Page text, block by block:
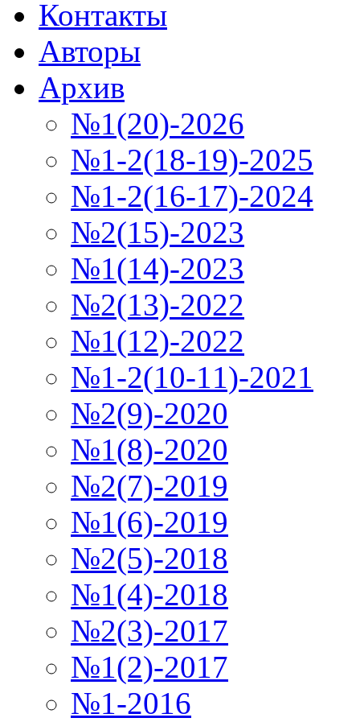
Контакты
Авторы
Архив
№1(20)-2026
№1-2(18-19)-2025
№1-2(16-17)-2024
№2(15)-2023
№1(14)-2023
№2(13)-2022
№1(12)-2022
№1-2(10-11)-2021
№2(9)-2020
№1(8)-2020
№2(7)-2019
№1(6)-2019
№2(5)-2018
№1(4)-2018
№2(3)-2017
№1(2)-2017
№1-2016